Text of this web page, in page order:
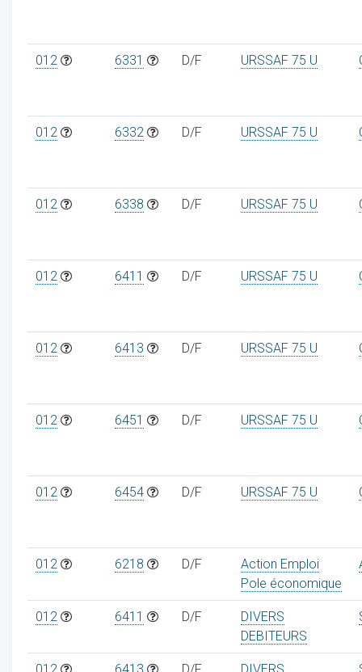
012 6331 D/F URSSAF 75 U
012 6332 D/F URSSAF 75 U
012 6338 D/F URSSAF 75 U
012 6411 D/F URSSAF 75 U
012 6413 D/F URSSAF 75 U
012 6451 D/F URSSAF 75 U
012 6454 D/F URSSAF 75 U
012 6218 D/F
Action Emploi
Pole économique
012 6411 D/F
DIVERS
DEBITEURS